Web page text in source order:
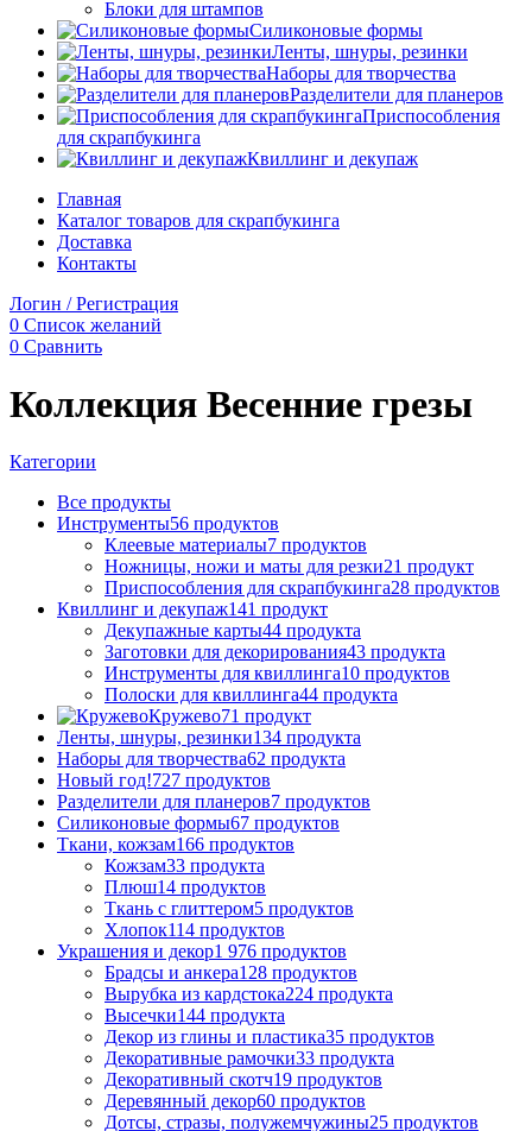
Блоки для штампов
Силиконовые формы
Ленты, шнуры, резинки
Наборы для творчества
Разделители для планеров
Приспособления
для скрапбукинга
Квиллинг и декупаж
Главная
Каталог товаров для скрапбукинга
Доставка
Контакты
Логин / Регистрация
0 Список желаний
0 Сравнить
Коллекция Весенние грезы
Категории
Все продукты
Инструменты56 продуктов
Клеевые материалы7 продуктов
Ножницы, ножи и маты для резки21 продукт
Приспособления для скрапбукинга28 продуктов
Квиллинг и декупаж141 продукт
Декупажные карты44 продукта
Заготовки для декорирования43 продукта
Инструменты для квиллинга10 продуктов
Полоски для квиллинга44 продукта
Кружево71 продукт
Ленты, шнуры, резинки134 продукта
Наборы для творчества62 продукта
Новый год!727 продуктов
Разделители для планеров7 продуктов
Силиконовые формы67 продуктов
Ткани, кожзам166 продуктов
Кожзам33 продукта
Плюш14 продуктов
Ткань с глиттером5 продуктов
Хлопок114 продуктов
Украшения и декор1 976 продуктов
Брадсы и анкера128 продуктов
Вырубка из кардстока224 продукта
Высечки144 продукта
Декор из глины и пластика35 продуктов
Декоративные рамочки33 продукта
Декоративный скотч19 продуктов
Деревянный декор60 продуктов
Дотсы, стразы, полужемчужины25 продуктов